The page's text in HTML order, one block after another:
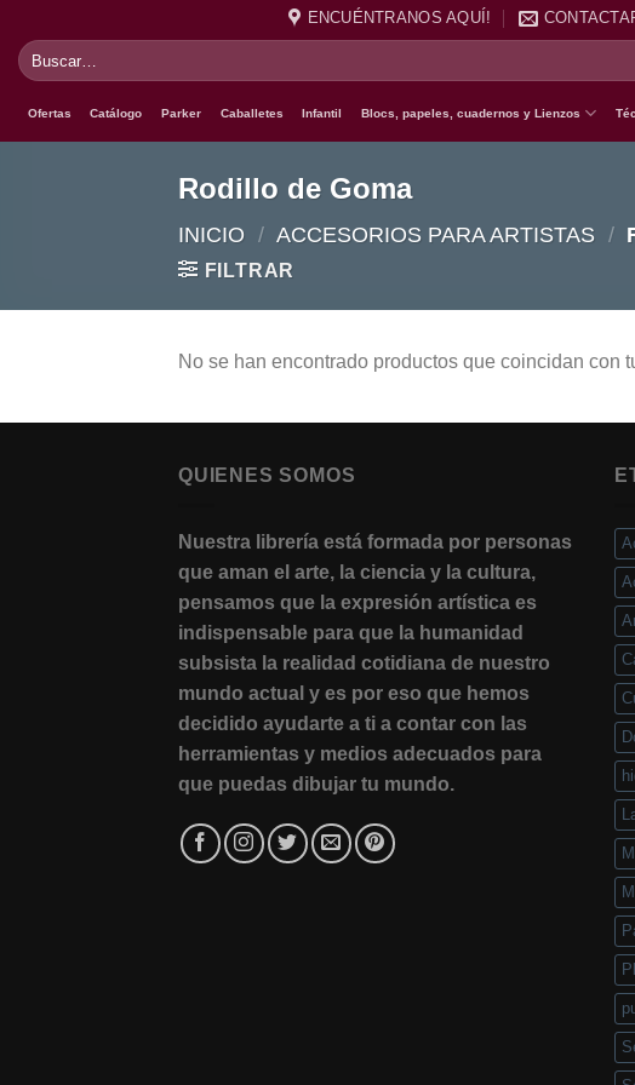
contenido
ENCUÉNTRANOS AQUÍ!
Buscar
por:
Ofertas Catálogo Parker Caballetes Infantil Blocs, papeles, cuadernos y Lienzos
Rodillo de Goma
INICIO / ACCESORIOS PARA ARTISTAS /
FILTRAR
No se han encontrado productos que coincidan con
QUIENES SOMOS
Nuestra librería está formada por personas
que aman el arte, la ciencia y la cultura,
pensamos que la expresión artística es
indispensable para que la humanidad
subsista la realidad cotidiana de nuestro
mundo actual y es por eso que hemos
decidido ayudarte a ti a contar con las
herramientas y medios adecuados para
que puedas dibujar tu mundo.